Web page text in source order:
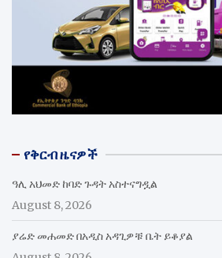
የቅርብ ዜናዎች
ዓሊ አህመድ ከባድ ጉዳት አስተናግዷል
August 8, 2026
ያሬድ መሐመድ በአዲስ አዳጊዎቹ ቤት ይቆያል